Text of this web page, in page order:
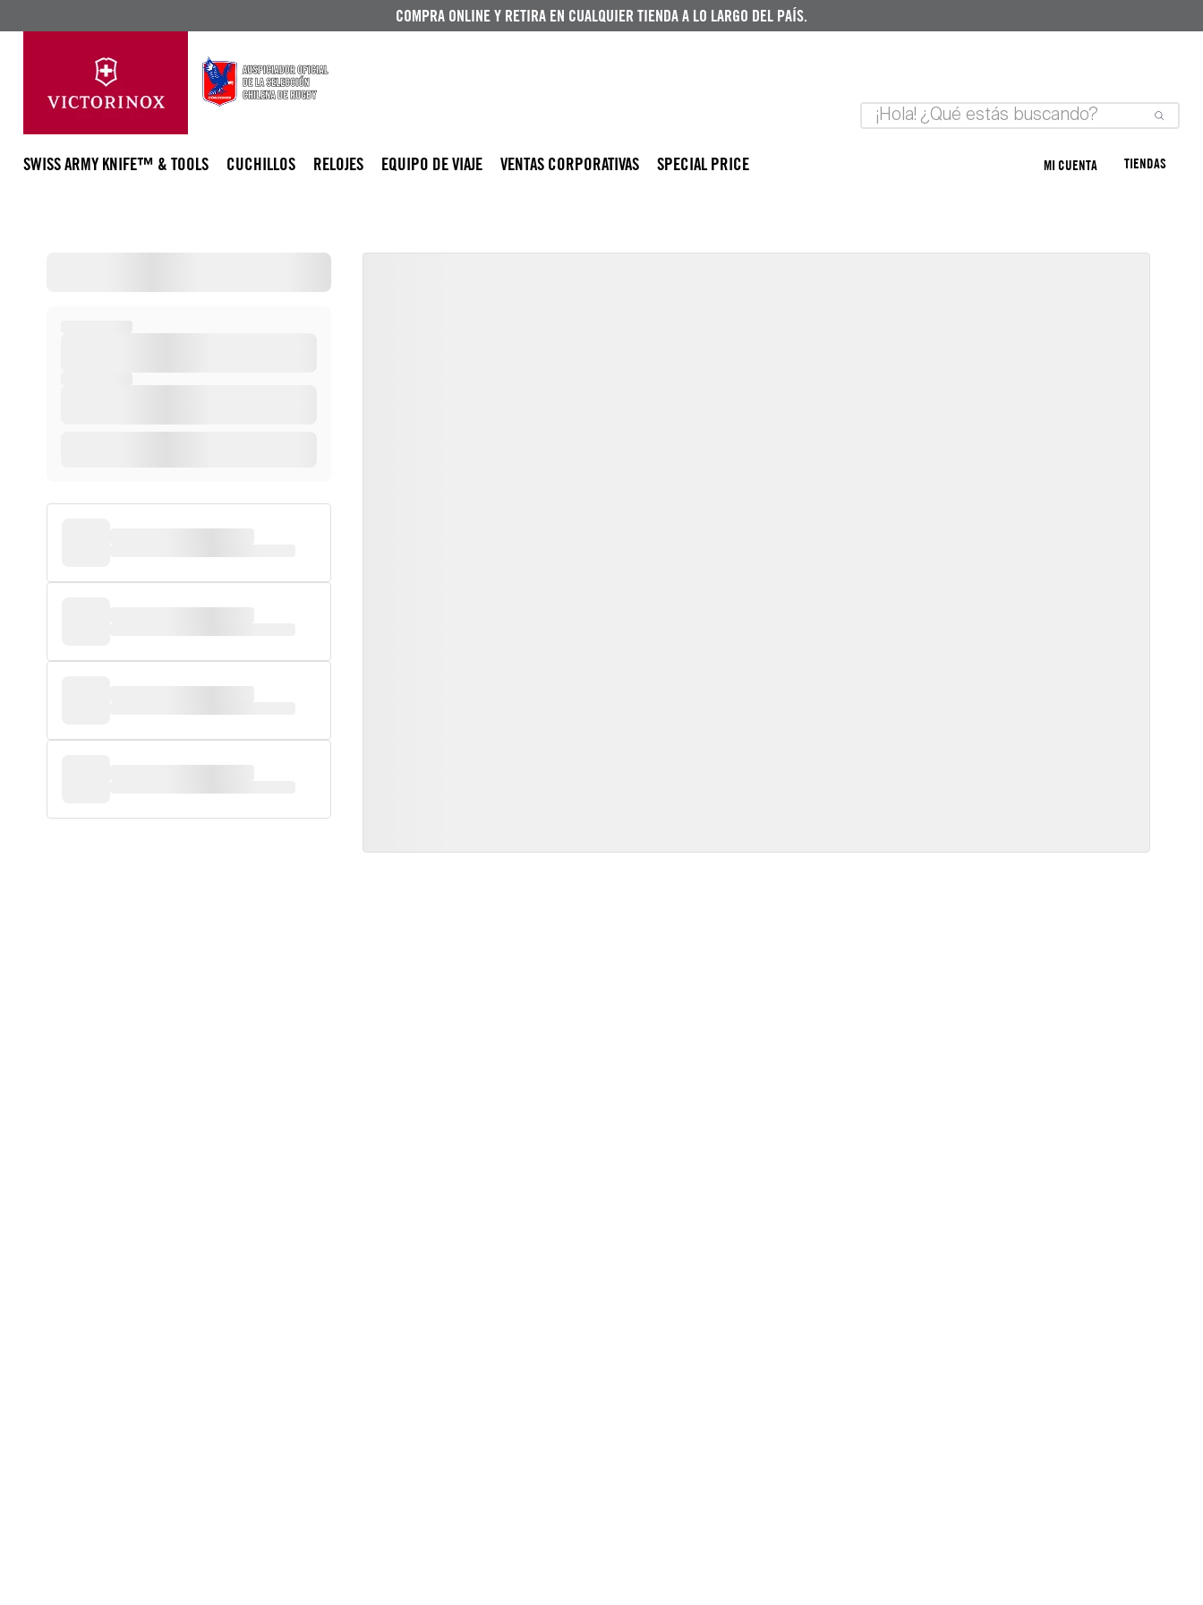
COMPRA ONLINE Y RETIRA EN CUALQUIER TIENDA A LO LARGO DEL PAÍS.
SWISS ARMY KNIFE™ & TOOLS CUCHILLOS RELOJES EQUIPO DE VIAJE VENTAS CORPORATIVAS SPECIAL PRICE MI CUENTA TIENDAS